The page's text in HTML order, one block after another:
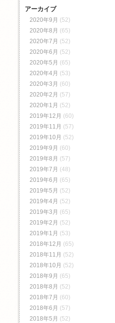
アーカイブ
2020年9月 (52)
2020年8月 (65)
2020年7月 (52)
2020年6月 (52)
2020年5月 (65)
2020年4月 (53)
2020年3月 (60)
2020年2月 (57)
2020年1月 (52)
2019年12月 (60)
2019年11月 (57)
2019年10月 (52)
2019年9月 (60)
2019年8月 (57)
2019年7月 (48)
2019年6月 (65)
2019年5月 (52)
2019年4月 (52)
2019年3月 (65)
2019年2月 (52)
2019年1月 (53)
2018年12月 (65)
2018年11月 (52)
2018年10月 (52)
2018年9月 (65)
2018年8月 (52)
2018年7月 (60)
2018年6月 (57)
2018年5月 (52)